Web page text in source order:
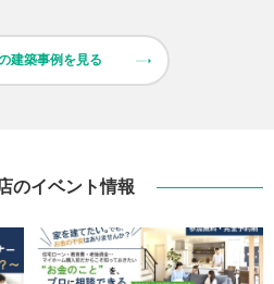
建築事例を見る
のイベント情報